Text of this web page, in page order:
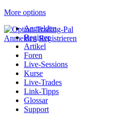
More options
Anmelden Registrieren
Anmelden
Register
Artikel
Foren
Live-Sessions
Kurse
Live-Trades
Link-Tipps
Glossar
Support